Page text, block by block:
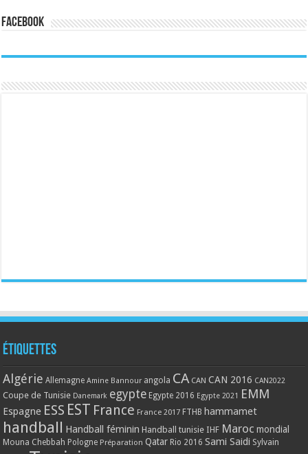
Facebook
Étiquettes
Algérie Allemagne Amine Bannour angola CA CAN CAN 2016 CAN2022
Coupe de Tunisie Danemark egypte Egypte 2016 Egypte 2021 EMM
Espagne ESS EST France France 2017 FTHB hammamet
handball Handball féminin Handball tunisie IHF Maroc mondial
Mouna Chebbah Pologne Préparation Qatar Rio 2016 Sami Saidi Sylvain